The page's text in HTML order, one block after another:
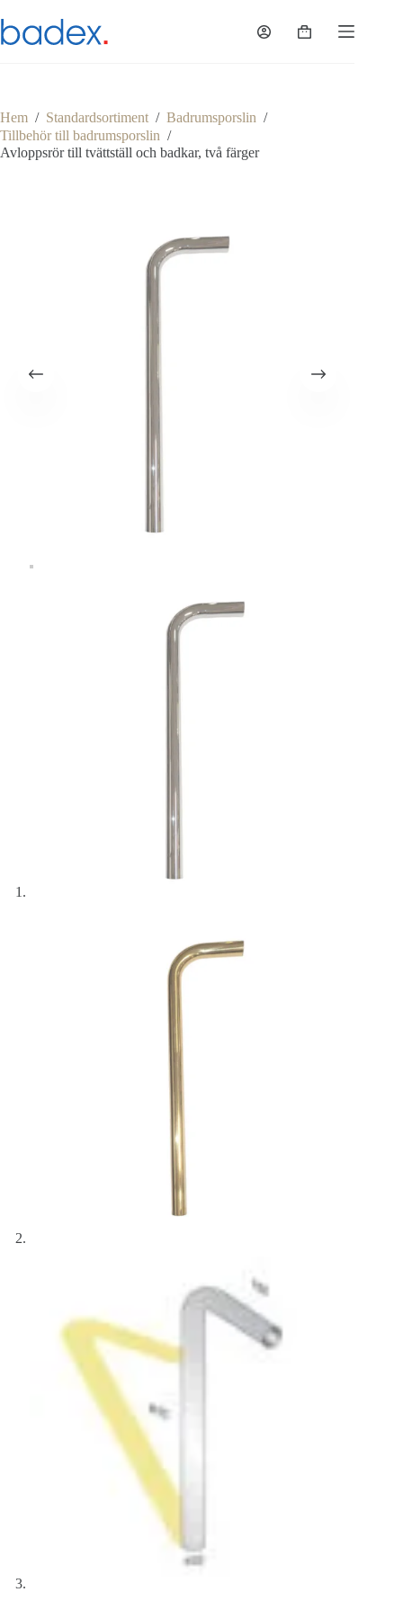
till
innehåll
Varukorg
Hem / Standardsortiment / Badrumsporslin /
Tillbehör till badrumsporslin /
Avloppsrör till tvättställ och badkar, två färger